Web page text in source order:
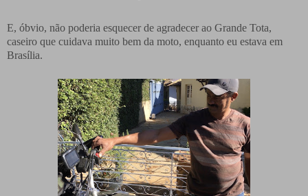
E, óbvio, não poderia esquecer de agradecer ao Grande Tota,
caseiro que cuidava muito bem da moto, enquanto eu estava em
Brasília.